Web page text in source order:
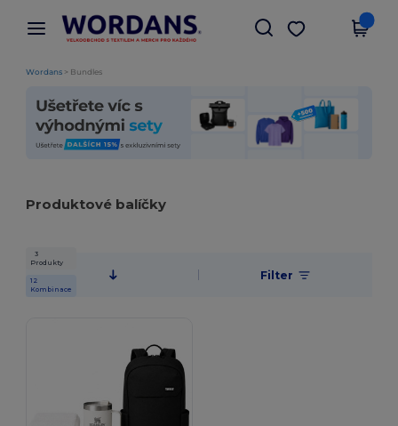
× Aplikace Wordans
Lepší ceny v aplikaci!
Stáhnout app
Wordans > Bundles
Produktové balíčky
Filter
3
Produkty
12
Kombinace